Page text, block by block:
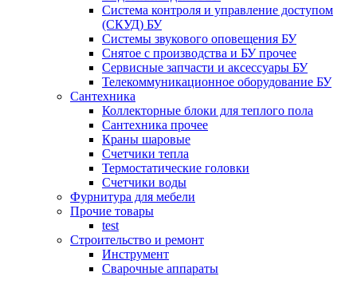
Система контроля и управление доступом
(СКУД) БУ
Системы звукового оповещения БУ
Снятое с производства и БУ прочее
Сервисные запчасти и аксессуары БУ
Телекоммуникационное оборудование БУ
Сантехника
Коллекторные блоки для теплого пола
Сантехника прочее
Краны шаровые
Счетчики тепла
Термоcтатические головки
Счетчики воды
Фурнитура для мебели
Прочие товары
test
Строительство и ремонт
Инструмент
Сварочные аппараты